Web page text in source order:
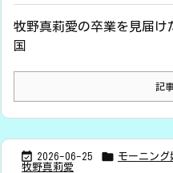
牧野真莉愛の卒業を見届け
国
記
 2026-06-25  モーニング
牧野真莉愛